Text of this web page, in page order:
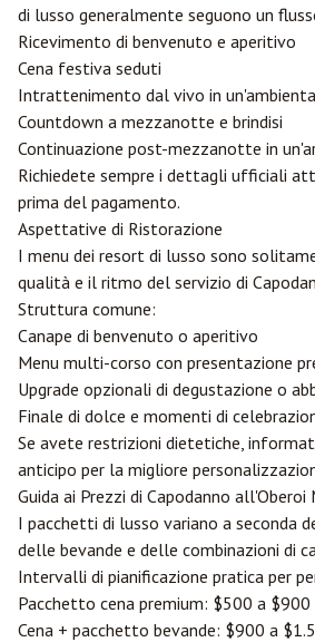
di lusso generalmente seguono un
Ricevimento di benvenuto e aperitivo
Cena festiva seduti
Intrattenimento dal vivo in
Countdown a mezzanotte e brindisi
Continuazione post-mezzanotte in
Richiedete sempre i dettagli ufficiali
prima del pagamento.
Aspettative di Ristorazione
I menu dei resort di lusso sono
qualità e il ritmo del servizio di
Struttura comune:
Canape di benvenuto o aperitivo
Menu multi-corso con presentazione
Upgrade opzionali di degustazione o
Finale di dolce e momenti di
Se avete restrizioni dietetiche,
anticipo per la migliore
Guida ai Prezzi di Capodanno all'Oberoi
I pacchetti di lusso variano a seconda
delle bevande e delle combinazioni di
Intervalli di pianificazione pratica per
Pacchetto cena premium: $500 a $900
Cena + pacchetto bevande: $900 a